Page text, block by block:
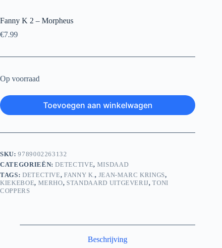
Fanny K 2 – Morpheus
€7.99
Op voorraad
Toevoegen aan winkelwagen
SKU:9789002263132
CATEGORIEËN:DETECTIVE, MISDAAD
TAGS: DETECTIVE,FANNY K., JEAN-MARC KRINGS,
KIEKEBOE, MERHO, STANDAARD UITGEVERIJ,TONI
COPPERS
Beschrijving